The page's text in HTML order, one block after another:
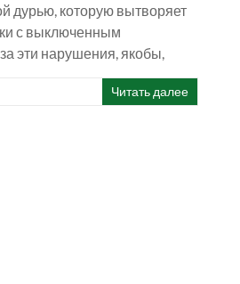
дурью, которую вытворяет
с выключенным
эти нарушения, якобы,
Читать далее